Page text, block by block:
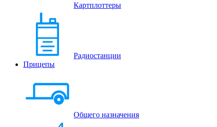
Картплоттеры
Радиостанции
Прицепы
Общего назначения